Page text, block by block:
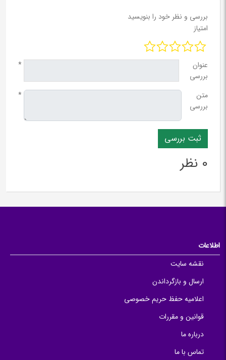
بررسی و نظر خود را بنویسید
امتیاز
عنوان
بررسی
*
متن
بررسی
*
0 نظر
اطلاعات
نقشه سایت
ارسال و بازگرداندن
اعلامیه حفظ حریم خصوصی
قوانین و مقررات
درباره ما
تماس با ما